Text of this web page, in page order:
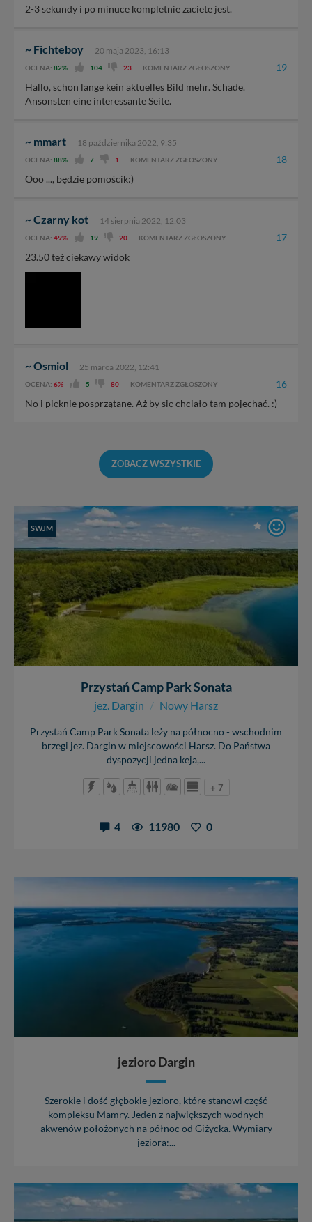
2-3 sekundy i po minuce kompletnie zaciete jest.
~ Fichteboy 20 maja 2023, 16:13
OCENA: 82% 104 23 KOMENTARZ ZGŁOSZONY 19
Hallo, schon lange kein aktuelles Bild mehr. Schade.
Ansonsten eine interessante Seite.
~ mmart 18 października 2022, 9:35
OCENA: 88% 7 1 KOMENTARZ ZGŁOSZONY 18
Ooo ..., będzie pomościk:)
~ Czarny kot 14 sierpnia 2022, 12:03
OCENA: 49% 19 20 KOMENTARZ ZGŁOSZONY 17
23.50 też ciekawy widok
~ Osmiol 25 marca 2022, 12:41
OCENA: 6% 5 80 KOMENTARZ ZGŁOSZONY 16
No i pięknie posprzątane. Aż by się chciało tam pojechać. :)
ZOBACZ WSZYSTKIE
SWJM
Przystań Camp Park Sonata
jez. Dargin / Nowy Harsz
Przystań Camp Park Sonata leży na północno - wschodnim
brzegi jez. Dargin w miejscowości Harsz. Do Państwa
dyspozycji jedna keja,...
+ 7
4 11980 0
jezioro Dargin
Szerokie i dość głębokie jezioro, które stanowi część
kompleksu Mamry. Jeden z największych wodnych
akwenów położonych na północ od Giżycka. Wymiary
jeziora:...